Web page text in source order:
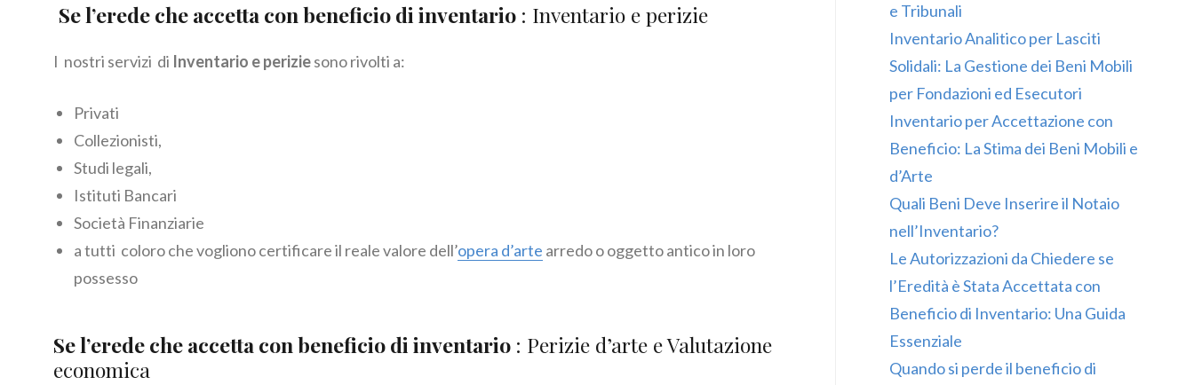
Se l’erede che accetta con beneficio di inventario : Inventario e perizie
I nostri servizi di Inventario e periziesono rivolti a:
Privati
Collezionisti,
Studi legali,
Istituti Bancari
Società Finanziarie
a tutti coloro che vogliono certificare il reale valore dell’opera d’arte arredo o oggetto antico in loro
possesso
Se l’erede che accetta con beneficio di inventario : Perizie d’arte e Valutazione
economica
e Tribunali
Inventario Analitico per Lasciti
Solidali: La Gestione dei Beni Mobili
per Fondazioni ed Esecutori
Inventario per Accettazione con
Beneficio: La Stima dei Beni Mobili e
d’Arte
Quali Beni Deve Inserire il Notaio
nell’Inventario?
Le Autorizzazioni da Chiedere se
l’Eredità è Stata Accettata con
Beneficio di Inventario: Una Guida
Essenziale
Quando si perde il beneficio di